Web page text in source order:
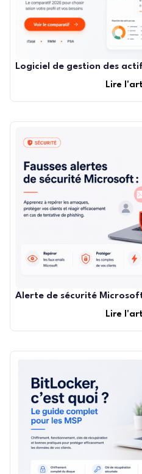
Logiciel de gestion des
Lire
Alerte de sécurité
Lire